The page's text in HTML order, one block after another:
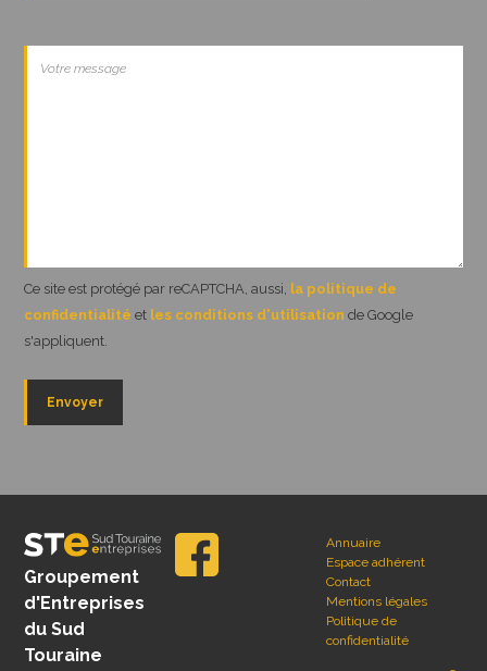
Ce site est protégé par reCAPTCHA, aussi, la politique de
confidentialité et les conditions d'utilisation de Google
s'appliquent.
Groupement
d'Entreprises
du Sud
Touraine
Annuaire
Espace adhérent
Contact
Mentions légales
Politique de
confidentialité